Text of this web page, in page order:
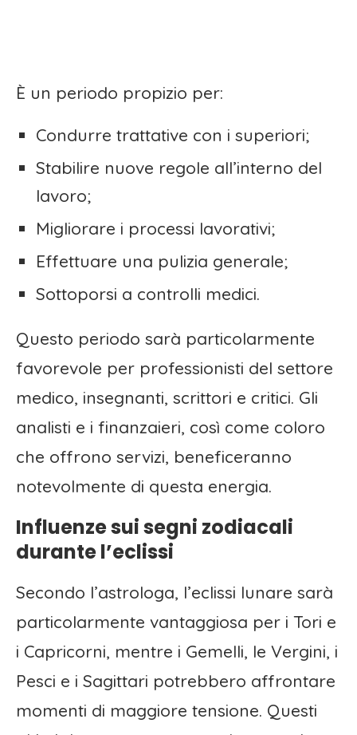
È un periodo propizio per:
Condurre trattative con i superiori;
Stabilire nuove regole all’interno del
lavoro;
Migliorare i processi lavorativi;
Effettuare una pulizia generale;
Sottoporsi a controlli medici.
Questo periodo sarà particolarmente
favorevole per professionisti del settore
medico, insegnanti, scrittori e critici. Gli
analisti e i finanzaieri, così come coloro
che offrono servizi, beneficeranno
notevolmente di questa energia.
Influenze sui segni zodiacali
durante l’eclissi
Secondo l’astrologa, l’eclissi lunare sarà
particolarmente vantaggiosa per i Tori e
i Capricorni, mentre i Gemelli, le Vergini, i
Pesci e i Sagittari potrebbero affrontare
momenti di maggiore tensione. Questi